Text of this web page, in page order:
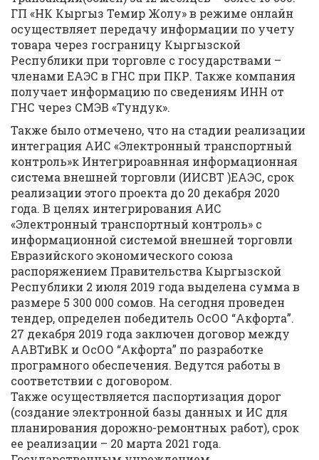
ГП «НК Кыргыз Темир Жолу» в режиме онлайн
осуществляет передачу информации по учету
товара через госграницу Кыргызской
Республики при торговле с государствами –
членами ЕАЭС в ГНС при ПКР. Также компания
получает информацию по сведениям ИНН от
ГНС через СМЭВ «Тундук».
Также было отмечено, что на стадии реализации
интеграция АИС «Электронный транспортный
контроль»к Интегрироавнная информационная
система внешней торговли (ИИСВТ )ЕАЭС, срок
реализации этого проекта до 20 декабря 2020
года. В целях интегрирования АИС
«Электронный транспортный контроль» с
информационной системой внешней торговли
Евразийского экономического союза
распоряжением Правительства Кыргызской
Республики 2 июля 2019 года выделена сумма в
размере 5 300 000 сомов. На сегодня проведен
тендер, определен победитель ОсОО “Акфорта”.
27 декабря 2019 года заключен договор между
ААВТиВК и ОсОО “Акфорта” по разработке
програмного обеспечения. Ведутся работы в
соответствии с договором.
Также осуществляется паспортизация дорог
(создание электронной базы данных и ИС для
планирования дорожно-ремонтных работ), срок
ее реализации – 20 марта 2021 года.